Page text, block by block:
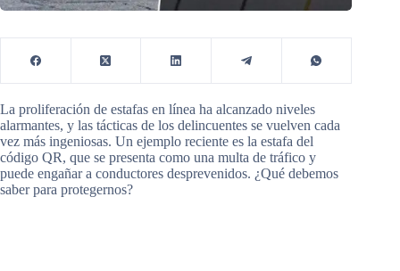
La proliferación de estafas en línea ha alcanzado niveles
alarmantes, y las tácticas de los delincuentes se vuelven cada
vez más ingeniosas. Un ejemplo reciente es la estafa del
código QR, que se presenta como una multa de tráfico y
puede engañar a conductores desprevenidos. ¿Qué debemos
saber para protegernos?